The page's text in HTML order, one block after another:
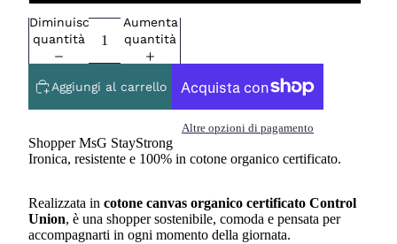
Diminuisci
quantità
Aumenta
quantità
Aggiungi al carrello
Altre opzioni di pagamento
Shopper MsG StayStrong
Ironica, resistente e 100% in cotone organico certificato.
Realizzata in cotone canvas organico certificato Control
Union, è una shopper sostenibile, comoda e pensata per
accompagnarti in ogni momento della giornata.